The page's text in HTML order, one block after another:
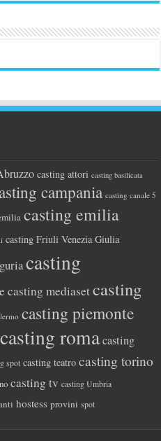
casting attori casting basilicata
campania casting canale 5
casting emilia
casting Friuli Venezia Giulia
casting
casting mediasetcasting
casting piemonte
casting roma casting
spot casting teatro casting torino
casting tv casting Umbria
hostess provini spot